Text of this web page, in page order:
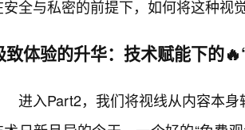
安全与私密的前提下，如何将这种视
致体验的升华：技术赋能下的
进入Part2，我们将视线从内容本